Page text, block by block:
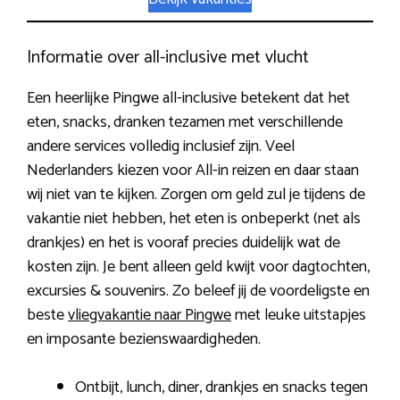
Informatie over all-inclusive met vlucht
Een heerlijke Pingwe all-inclusive betekent dat het
eten, snacks, dranken tezamen met verschillende
andere services volledig inclusief zijn. Veel
Nederlanders kiezen voor All-in reizen en daar staan
wij niet van te kijken. Zorgen om geld zul je tijdens de
vakantie niet hebben, het eten is onbeperkt (net als
drankjes) en het is vooraf precies duidelijk wat de
kosten zijn. Je bent alleen geld kwijt voor dagtochten,
excursies & souvenirs. Zo beleef jij de voordeligste en
bestevliegvakantie naar Pingwemet leuke uitstapjes
en imposante bezienswaardigheden.
Ontbijt, lunch, diner, drankjes en snacks tegen